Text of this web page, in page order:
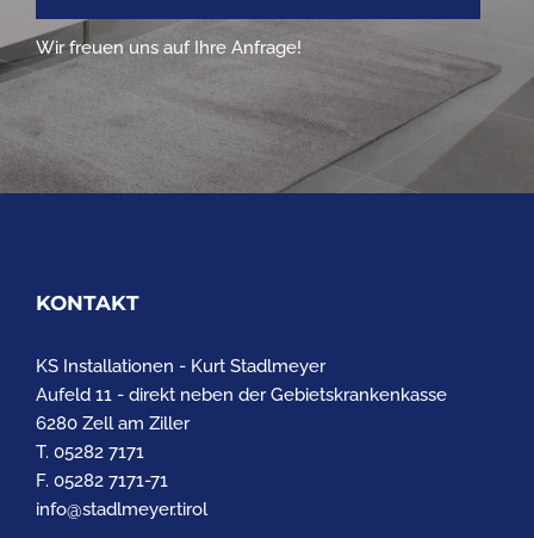
Wir freuen uns auf Ihre Anfrage!
KONTAKT
KS Installationen - Kurt Stadlmeyer
Aufeld 11 - direkt neben der Gebietskrankenkasse
6280 Zell am Ziller
T. 05282 7171
F. 05282 7171-71
info@stadlmeyer.tirol